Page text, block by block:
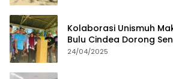
Kolaborasi Unismuh
Bulu Cindea Dorong
24/04/2025